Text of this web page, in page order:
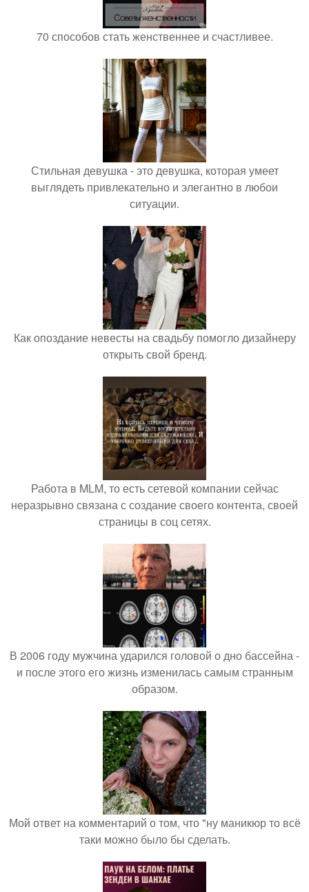
70 способов стать женственнее и счастливее.
Стильная девушка - это девушка, которая умеет
выглядеть привлекательно и элегантно в любои
ситуации.
Как опоздание невесты на свадьбу помогло дизайнеру
открыть свой бренд.
Работа в MLM, то есть сетевой компании сейчас
неразрывно связана с создание своего контента, своей
страницы в соц сетях.
В 2006 году мужчина ударился головой о дно бассейна -
и после этого его жизнь изменилась самым странным
образом.
Мой ответ на комментарий о том, что "ну маникюр то всё
таки можно было бы сделать.